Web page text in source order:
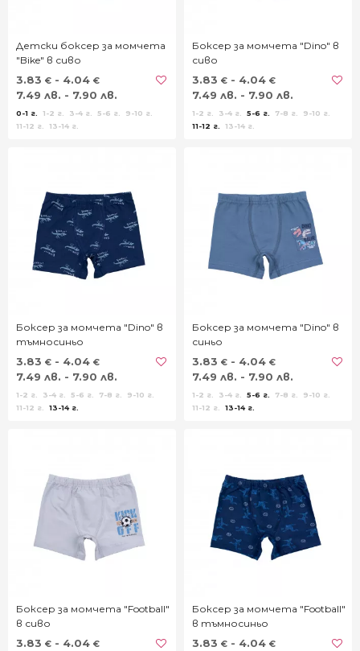
Детски боксер за момчета
"Bike" в сиво
3.83 € - 4.04 €
7.49 лв. - 7.90 лв.
0-1 г. 1-2 г. 3-4 г. 5-6 г.
9-10 г.
11-12 г.
13-14 г.
Боксер за момчета "Dino" в
сиво
3.83 € - 4.04 €
7.49 лв. - 7.90 лв.
1-2 г. 3-4 г. 5-6 г. 7-8 г.
9-10 г.
11-12 г.
13-14 г.
Боксер за момчета "Dino" в
тъмносиньо
3.83 € - 4.04 €
7.49 лв. - 7.90 лв.
1-2 г. 3-4 г. 5-6 г. 7-8 г.
9-10 г.
11-12 г.
13-14 г.
Боксер за момчета "Dino" в
синьо
3.83 € - 4.04 €
7.49 лв. - 7.90 лв.
1-2 г. 3-4 г. 5-6 г. 7-8 г.
9-10 г.
11-12 г.
13-14 г.
Боксер за момчета "Football"
в сиво
3.83 € - 4.04 €
Боксер за момчета "Football"
в тъмносиньо
3.83 € - 4.04 €